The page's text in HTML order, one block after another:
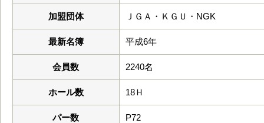
加盟団体 ＪＧＡ・ＫＧＵ・NGK
最新名簿 平成6年
会員数 2240名
ホール数 18Ｈ
パー数 P72